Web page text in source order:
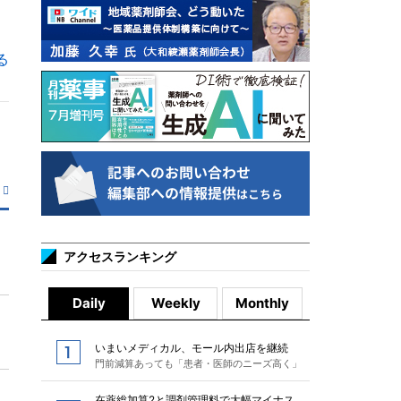
アクセスランキング
Daily Weekly Monthly
いまいメディカル、モール内出店を継続
門前減算あっても「患者・医師のニーズ高く」